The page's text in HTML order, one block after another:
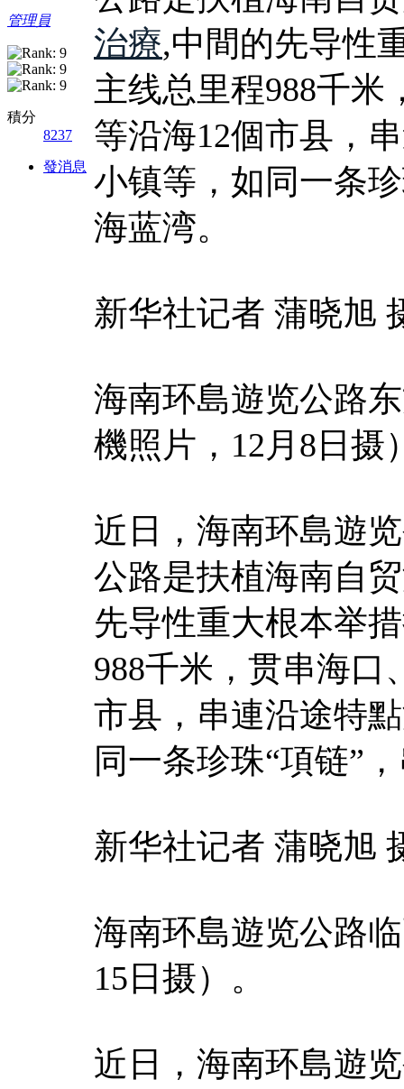
管理員
積分
8237
發消息
治療,中間的先导性
主线总里程988千米
等沿海12個市县，
小镇等，如同一条
海蓝湾。
新华社记者 蒲晓旭
海南环島遊览公路
機照片，12月8日摄
近日，海南环島遊
公路是扶植海南自
先导性重大根本举
988千米，贯串海口
市县，串連沿途特
同一条珍珠“項链”
新华社记者 蒲晓旭
海南环島遊览公路
15日摄）。
近日，海南环島遊